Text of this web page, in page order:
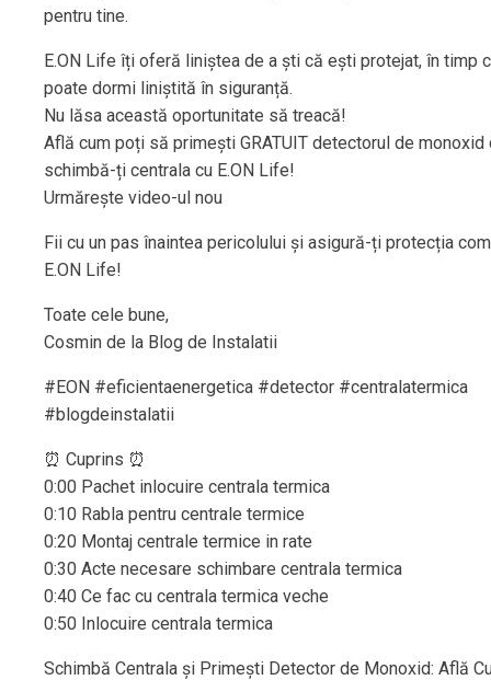
pentru tine.
E.ON Life îți oferă liniștea de a ști că ești protejat, în timp
poate dormi liniștită în siguranță.
Nu lăsa această oportunitate să treacă!
Află cum poți să primești GRATUIT detectorul de monoxid
schimbă-ți centrala cu E.ON Life!
Urmărește video-ul nou
Fii cu un pas înaintea pericolului și asigură-ți protecția
E.ON Life!
Toate cele bune,
Cosmin de la Blog de Instalatii
#EON #eficientaenergetica #detector #centralatermica
#blogdeinstalatii
⏰ Cuprins ⏰
0:00 Pachet inlocuire centrala termica
0:10 Rabla pentru centrale termice
0:20 Montaj centrale termice in rate
0:30 Acte necesare schimbare centrala termica
0:40 Ce fac cu centrala termica veche
0:50 Inlocuire centrala termica
Schimbă Centrala și Primești Detector de Monoxid: Află